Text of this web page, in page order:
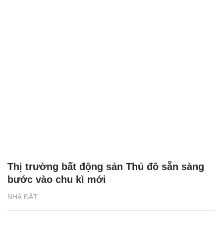
NHÀ ĐẤT
Thị trường bất động sản Thủ đô sẵn sàng
bước vào chu kì mới